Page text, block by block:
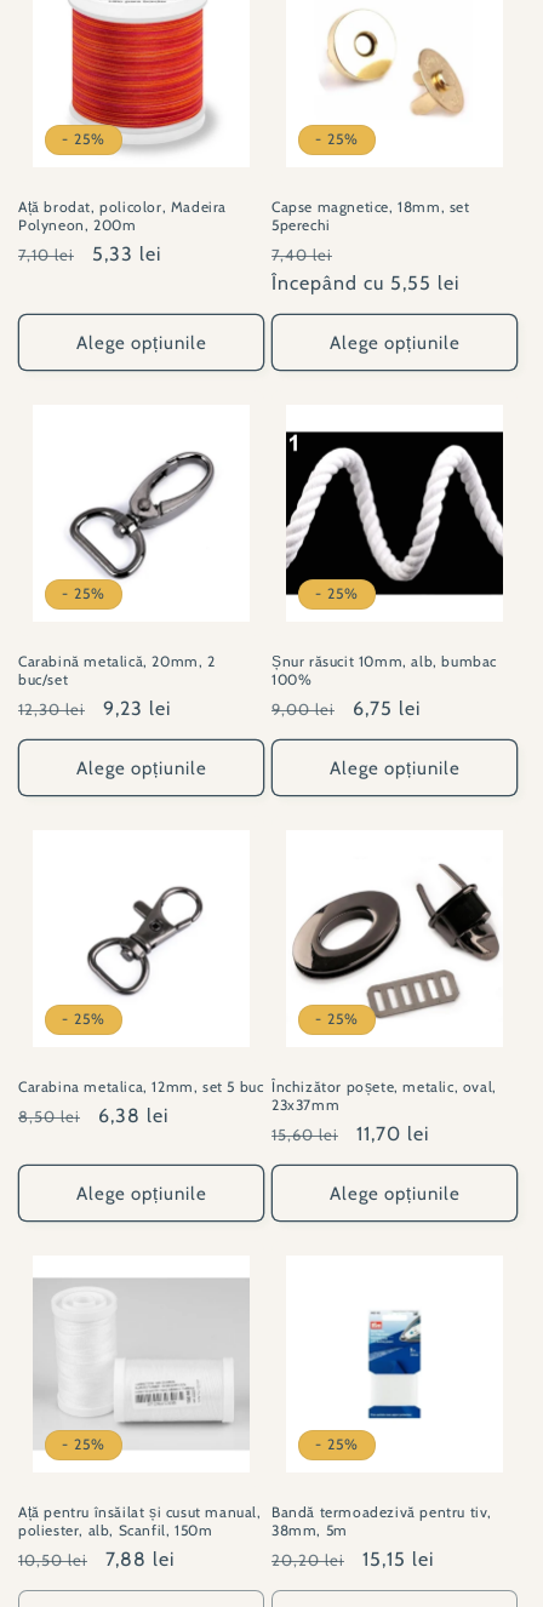
- 25%
Ață brodat, policolor, Madeira
Polyneon, 200m
Preț
7,10 lei
Preț
5,33 lei
Alege opțiunile
- 25%
Capse magnetice, 18mm, set
5perechi
Preț
obișnuit
7,40 lei
redus
Începând cu 5,55 lei
Alege opțiunile
- 25%
Carabină metalică, 20mm, 2
buc/set
Preț
obișnuit
12,30 lei
Preț
redus
9,23 lei
Alege opțiunile
- 25%
Șnur răsucit 10mm, alb, bumbac
100%
Preț
obișnuit
9,00 lei
Preț
redus
6,75 lei
Alege opțiunile
- 25%
Carabina metalica, 12mm, set 5 buc
Preț
8,50 lei
Preț
6,38 lei
Alege opțiunile
- 25%
Închizător poșete, metalic, oval,
23x37mm
Preț
obișnuit
15,60 lei
Preț
redus
11,70 lei
Alege opțiunile
- 25%
Ață pentru însăilat și cusut manual,
poliester, alb, Scanfil, 150m
Preț
obișnuit
10,50 lei
Preț
redus
7,88 lei
- 25%
Bandă termoadezivă pentru tiv,
38mm, 5m
Preț
obișnuit
20,20 lei
Preț
redus
15,15 lei